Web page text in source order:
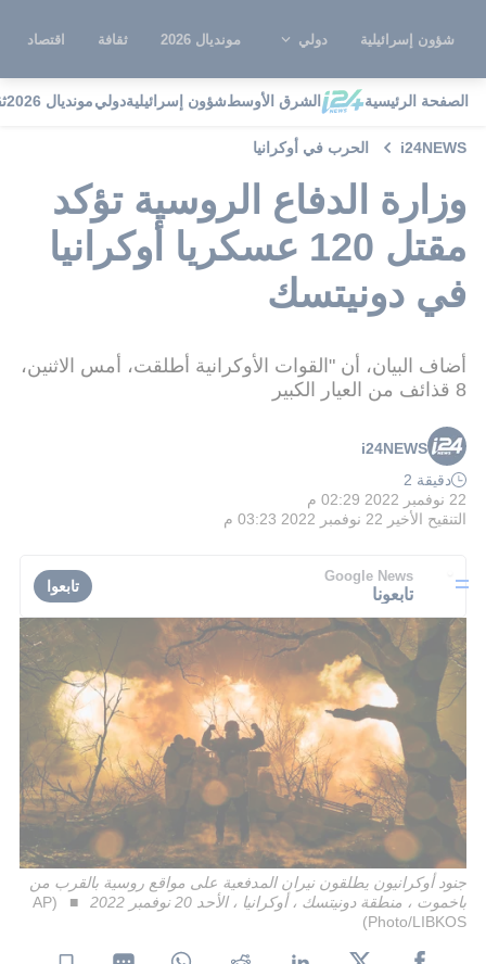
شؤون إسرائيلية دولي مونديال 2026 ثقافة اقتصاد
الصفحة الرئيسية الشرق الأوسطشؤون إسرائيليةدوليمونديال 2026
i24NEWS الحرب في أوكرانيا
وزارة الدفاع الروسية تؤكد
مقتل 120 عسكريا أوكرانيا
في دونيتسك
أضاف البيان، أن "القوات الأوكرانية أطلقت، أمس الاثنين،
8 قذائف من العيار الكبير
i24NEWS
دقيقة 2
22 نوفمبر 2022 02:29 م
التنقيح الأخير 22 نوفمبر 2022 03:23 م
Google News
تابعونا تابعوا
جنود أوكرانيون يطلقون نيران المدفعية على مواقع روسية بالقرب من
باخموت ، منطقة دونيتسك ، أوكرانيا ، الأحد 20 نوفمبر 2022
(AP
Photo/LIBKOS)